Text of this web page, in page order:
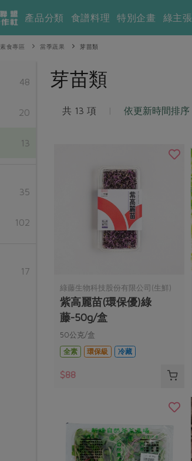
產品分類 食譜料理 特別企畫 綠主張
素食專區 當季蔬果 芽苗類
芽苗類
共 13 項 | 依更新時間排序
綠藤生物科技股份有限公司(生鮮)
紫高麗苗(環保優)綠
藤-50g/盒
50公克/盒
全素
環保級 冷藏
$88
48
20
13
35
102
17